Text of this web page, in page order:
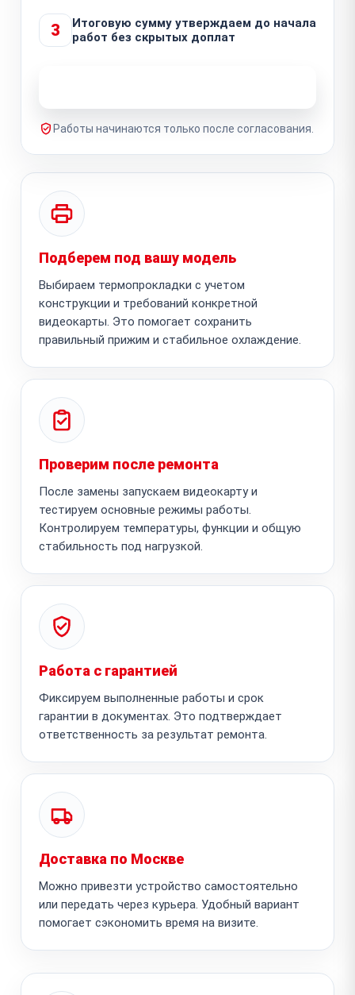
3
Итоговую сумму утверждаем до начала
работ без скрытых доплат
Работы начинаются только после согласования.
Подберем под вашу модель
Выбираем термопрокладки с учетом
конструкции и требований конкретной
видеокарты. Это помогает сохранить
правильный прижим и стабильное охлаждение.
Проверим после ремонта
После замены запускаем видеокарту и
тестируем основные режимы работы.
Контролируем температуры, функции и общую
стабильность под нагрузкой.
Работа с гарантией
Фиксируем выполненные работы и срок
гарантии в документах. Это подтверждает
ответственность за результат ремонта.
Доставка по Москве
Можно привезти устройство самостоятельно
или передать через курьера. Удобный вариант
помогает сэкономить время на визите.